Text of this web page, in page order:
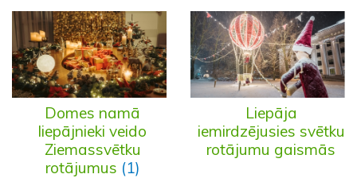
Domes namā
liepājnieki veido
Ziemassvētku
rotājumus (1)
Liepāja
iemirdzējusies svētku
rotājumu gaismās